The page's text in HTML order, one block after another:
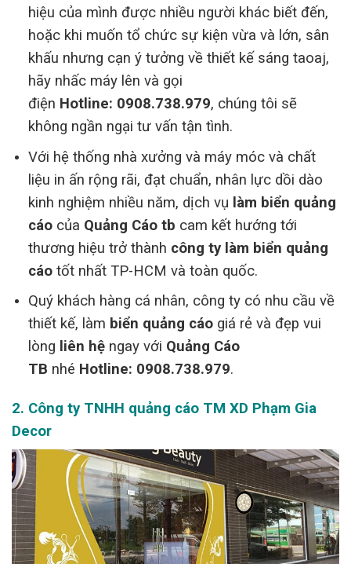
hiệu của mình được nhiều người khác biết đến,
hoặc khi muốn tổ chức sự kiện vừa và lớn, sân
khấu nhưng cạn ý tưởng về thiết kế sáng taoaj,
hãy nhấc máy lên và gọi
điện Hotline: 0908.738.979, chúng tôi sẽ
không ngần ngại tư vấn tận tình.
Với hệ thống nhà xưởng và máy móc và chất
liệu in ấn rộng rãi, đạt chuẩn, nhân lực dồi dào
kinh nghiệm nhiều năm, dịch vụ làm biển quảng
cáocủa Quảng Cáo tb cam kết hướng tới
thương hiệu trở thành công ty làm biển quảng
cáotốt nhất TP-HCM và toàn quốc.
Quý khách hàng cá nhân, công ty có nhu cầu về
thiết kế, làm biển quảng cáogiá rẻ và đẹp vui
lòng liên hệngay với Quảng Cáo
TB nhé Hotline: 0908.738.979.
2. Công ty TNHH quảng cáo TM XD Phạm Gia
Decor